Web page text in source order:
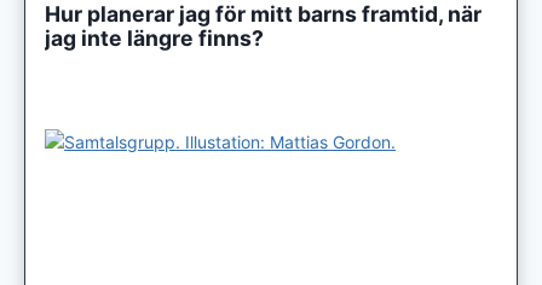
Hur planerar jag för mitt barns framtid, när
jag inte längre finns?